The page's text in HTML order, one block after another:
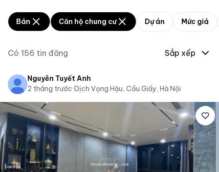
Bán Căn hộ chung cư Dự án Mức giá
Có 156 tin đăng Sắp xếp
Nguyễn Tuyết Anh
2 tháng trước·Dịch Vọng Hậu, Cầu Giấy, Hà Nội